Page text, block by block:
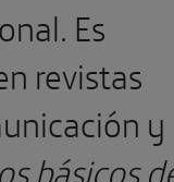
Es
revistas
y
básicos